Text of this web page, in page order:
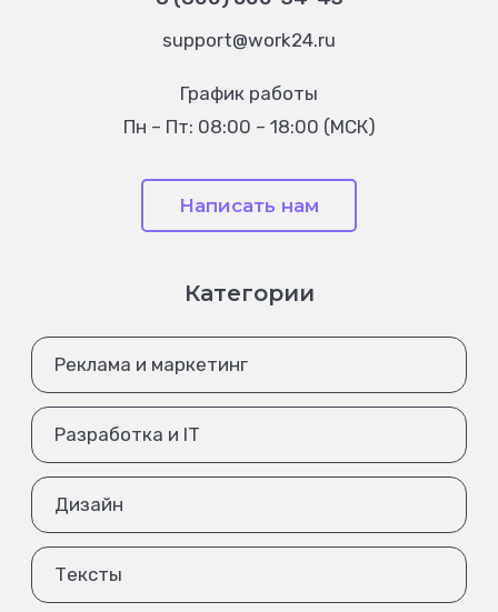
support@work24.ru
График работы
Пн – Пт: 08:00 – 18:00 (МСК)
Написать нам
Категории
Реклама и маркетинг
Разработка и IT
Дизайн
Тексты